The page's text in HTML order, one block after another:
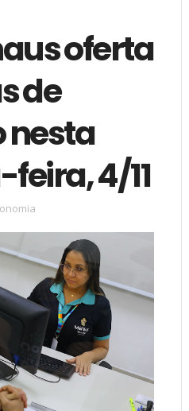
oferta
de
nesta
4/11